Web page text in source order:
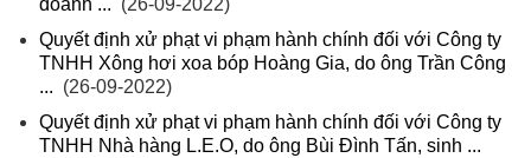
doanh ... (26-09-2022)
Quyết định xử phạt vi phạm hành chính đối với Công ty
TNHH Xông hơi xoa bóp Hoàng Gia, do ông Trần Công
... (26-09-2022)
Quyết định xử phạt vi phạm hành chính đối với Công ty
TNHH Nhà hàng L.E.O, do ông Bùi Đình Tấn, sinh ...